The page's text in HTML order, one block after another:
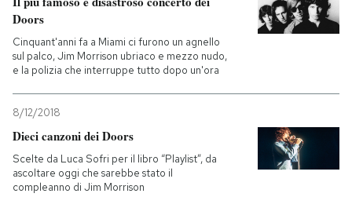
I MIEI PREFERITI
SHOP
CALENDARIO
AREA PERSONALE
Entra
Doors
Cinquant'anni fa a Miami ci furono un agnello
sul palco, Jim Morrison ubriaco e mezzo nudo,
e la polizia che interruppe tutto dopo un'ora
8/12/2018
Dieci canzoni dei Doors
Scelte da Luca Sofri per il libro “Playlist”, da
ascoltare oggi che sarebbe stato il
compleanno di Jim Morrison